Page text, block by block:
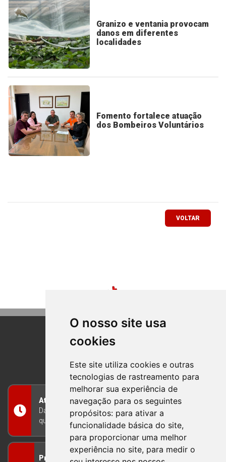
O nosso site usa
cookies
Este site utiliza cookies e outras
tecnologias de rastreamento para
melhorar sua experiência de
navegação para os seguintes
propósitos: para ativar a
funcionalidade básica do site,
para proporcionar uma melhor
experiência no site, para medir o
danos em diferentes
localidades
dos Bombeiros Voluntários
BOM PRINCIPIO
Atendimento
Das 8h às 12h e das 13h às 17h30, de segunda a
quinta-feira, e nas sextas-feiras das 7h às 13h
Prefeitura Municipal
Avenida Guilherme Winter 65 - Centro Bom